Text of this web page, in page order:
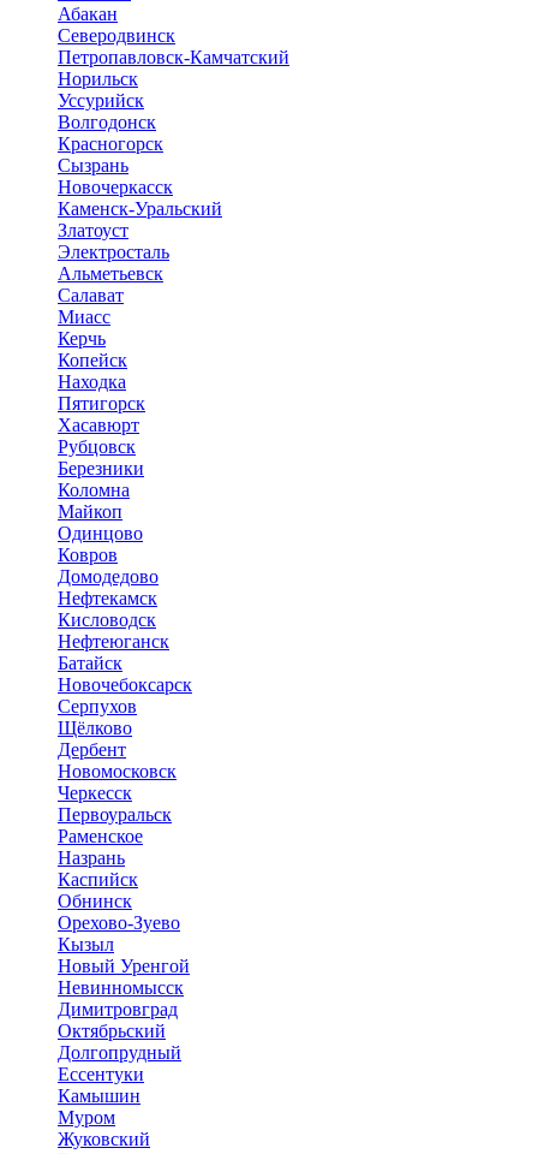
Абакан
Северодвинск
Петропавловск-Камчатский
Норильск
Уссурийск
Волгодонск
Красногорск
Сызрань
Новочеркасск
Каменск-Уральский
Златоуст
Электросталь
Альметьевск
Салават
Миасс
Керчь
Копейск
Находка
Пятигорск
Хасавюрт
Рубцовск
Березники
Коломна
Майкоп
Одинцово
Ковров
Домодедово
Нефтекамск
Кисловодск
Нефтеюганск
Батайск
Новочебоксарск
Серпухов
Щёлково
Дербент
Новомосковск
Черкесск
Первоуральск
Раменское
Назрань
Каспийск
Обнинск
Орехово-Зуево
Кызыл
Новый Уренгой
Невинномысск
Димитровград
Октябрьский
Долгопрудный
Ессентуки
Камышин
Муром
Жуковский